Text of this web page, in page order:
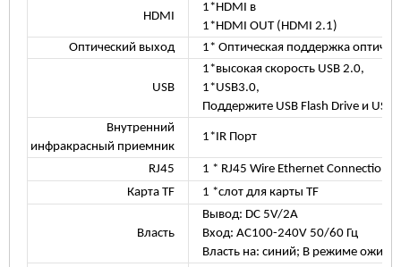
HDMI
1*HDMI в
1*HDMI OUT (HDMI 2.1)
Оптический выход
1* Оптическая поддержка
USB
1*высокая скорость USB 2.0,
1*USB3.0,
Поддержите USB Flash Drive и USB
Внутренний
инфракрасный приемник
1*IR Порт
RJ45
1 * RJ45 Wire Ethernet Connection
Карта TF
1 *слот для карты TF
Власть
Вывод: DC 5V/2A
Вход: AC100-240V 50/60 Гц
Власть на: синий; В режиме